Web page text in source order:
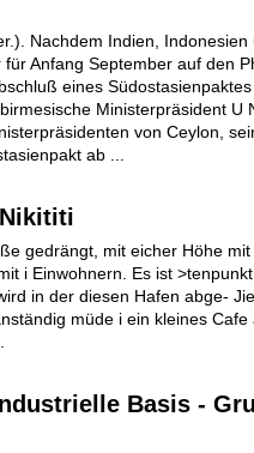
Nachdem Indien, Indonesien
Anfang September auf den
eines
Ministerpräsident U
von Ceylon,
ab ...
gedrängt, mit eicher Höhe mit
i Einwohnern. Es ist
in der diesen Hafen abge-
müde i ein kleines
Basis -